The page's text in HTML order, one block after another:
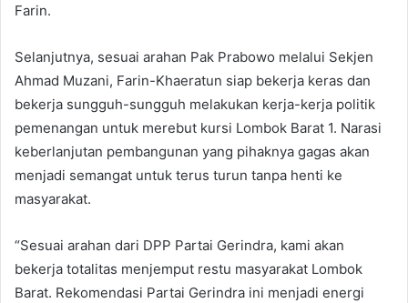
Farin.
Selanjutnya, sesuai arahan Pak Prabowo melalui Sekjen
Ahmad Muzani, Farin-Khaeratun siap bekerja keras dan
bekerja sungguh-sungguh melakukan kerja-kerja politik
pemenangan untuk merebut kursi Lombok Barat 1. Narasi
keberlanjutan pembangunan yang pihaknya gagas akan
menjadi semangat untuk terus turun tanpa henti ke
masyarakat.
“Sesuai arahan dari DPP Partai Gerindra, kami akan
bekerja totalitas menjemput restu masyarakat Lombok
Barat. Rekomendasi Partai Gerindra ini menjadi energi